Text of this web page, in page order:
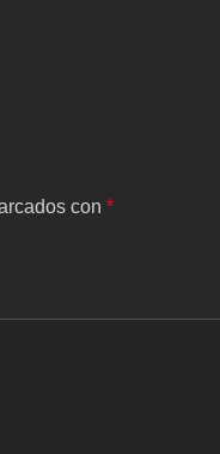
con *